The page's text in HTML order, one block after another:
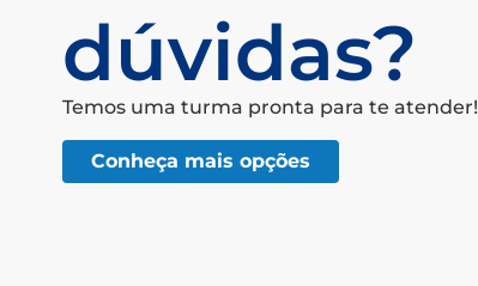
dúvidas?
Temos uma turma pronta para te atender!
Conheça mais opções